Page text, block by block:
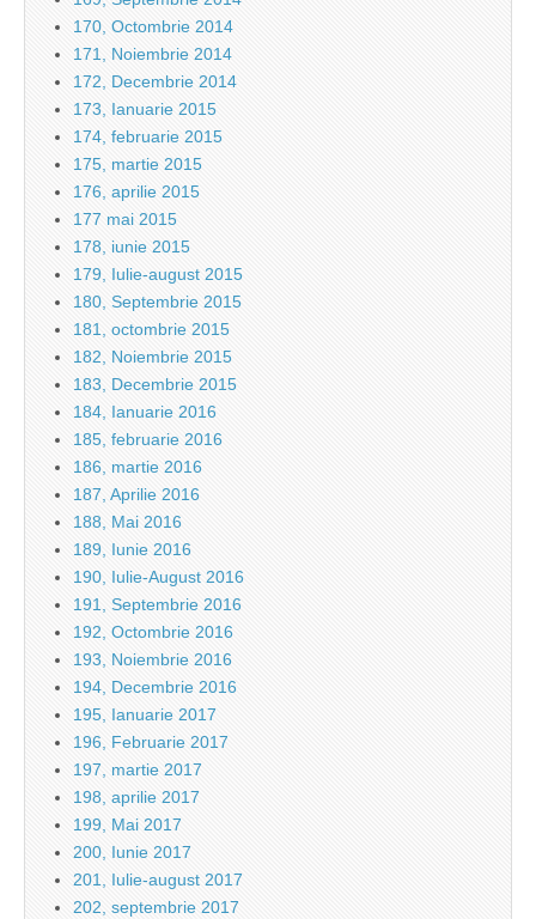
170, Octombrie 2014
171, Noiembrie 2014
172, Decembrie 2014
173, Ianuarie 2015
174, februarie 2015
175, martie 2015
176, aprilie 2015
177 mai 2015
178, iunie 2015
179, Iulie-august 2015
180, Septembrie 2015
181, octombrie 2015
182, Noiembrie 2015
183, Decembrie 2015
184, Ianuarie 2016
185, februarie 2016
186, martie 2016
187, Aprilie 2016
188, Mai 2016
189, Iunie 2016
190, Iulie-August 2016
191, Septembrie 2016
192, Octombrie 2016
193, Noiembrie 2016
194, Decembrie 2016
195, Ianuarie 2017
196, Februarie 2017
197, martie 2017
198, aprilie 2017
199, Mai 2017
200, Iunie 2017
201, Iulie-august 2017
202, septembrie 2017